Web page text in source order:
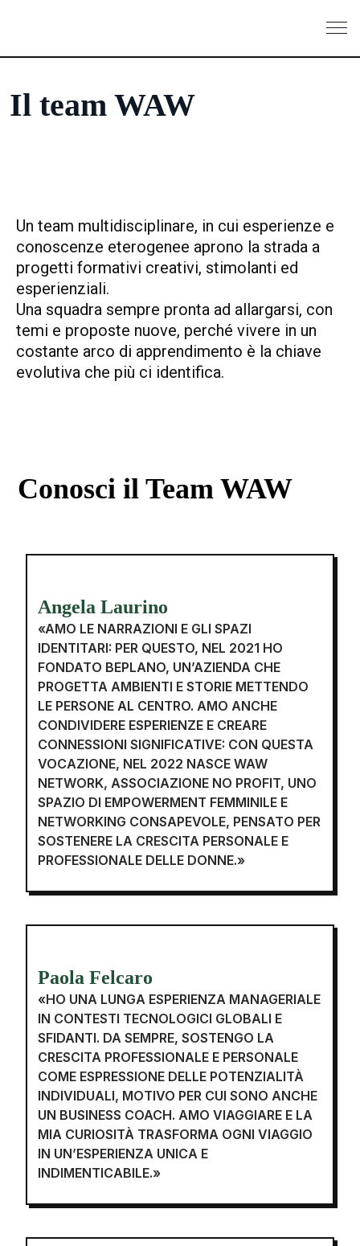
Il team WAW
Un team multidisciplinare, in cui esperienze e
conoscenze eterogenee aprono la strada a
progetti formativi creativi, stimolanti ed
esperienziali.
Una squadra sempre pronta ad allargarsi, con
temi e proposte nuove, perché vivere in un
costante arco di apprendimento è la chiave
evolutiva che più ci identifica.
Conosci il Team WAW
Angela Laurino
«AMO LE NARRAZIONI E GLI SPAZI
IDENTITARI: PER QUESTO, NEL 2021 HO
FONDATO BEPLANO, UN’AZIENDA CHE
PROGETTA AMBIENTI E STORIE METTENDO
LE PERSONE AL CENTRO. AMO ANCHE
CONDIVIDERE ESPERIENZE E CREARE
CONNESSIONI SIGNIFICATIVE: CON QUESTA
VOCAZIONE, NEL 2022 NASCE WAW
NETWORK, ASSOCIAZIONE NO PROFIT, UNO
SPAZIO DI EMPOWERMENT FEMMINILE E
NETWORKING CONSAPEVOLE, PENSATO PER
SOSTENERE LA CRESCITA PERSONALE E
PROFESSIONALE DELLE DONNE.»
Paola Felcaro
«HO UNA LUNGA ESPERIENZA MANAGERIALE
IN CONTESTI TECNOLOGICI GLOBALI E
SFIDANTI. DA SEMPRE, SOSTENGO LA
CRESCITA PROFESSIONALE E PERSONALE
COME ESPRESSIONE DELLE POTENZIALITÀ
INDIVIDUALI, MOTIVO PER CUI SONO ANCHE
UN BUSINESS COACH. AMO VIAGGIARE E LA
MIA CURIOSITÀ TRASFORMA OGNI VIAGGIO
IN UN’ESPERIENZA UNICA E
INDIMENTICABILE.»